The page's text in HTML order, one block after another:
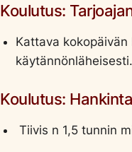
Koulutus:
Kattava
käytännönläheisesti.
Koulutus:
Tiivis n 1,5 tunnin